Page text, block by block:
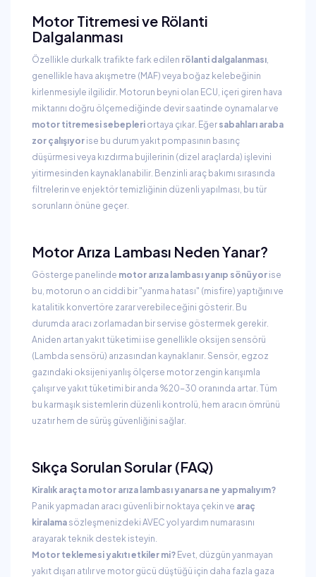
Motor Titremesi ve Rölanti
Dalgalanması
Özellikle durkalk trafikte fark edilen rölanti dalgalanması,
genellikle hava akışmetre (MAF) veya boğaz kelebeğinin
kirlenmesiyle ilgilidir. Motorun beyni olan ECU, içeri giren hava
miktarını doğru ölçemediğinde devir saatinde oynamalar ve
motor titremesi sebepleri ortaya çıkar. Eğer sabahları araba
zor çalışıyor ise bu durum yakıt pompasının basınç
düşürmesi veya kızdırma bujilerinin (dizel araçlarda) işlevini
yitirmesinden kaynaklanabilir. Benzinli araç bakımı sırasında
filtrelerin ve enjektör temizliğinin düzenli yapılması, bu tür
sorunların önüne geçer.
Motor Arıza Lambası Neden Yanar?
Gösterge panelinde motor arıza lambası yanıp sönüyor ise
bu, motorun o an ciddi bir "yanma hatası" (misfire) yaptığını ve
katalitik konvertöre zarar verebileceğini gösterir. Bu
durumda aracı zorlamadan bir servise göstermek gerekir.
Aniden artan yakıt tüketimi ise genellikle oksijen sensörü
(Lambda sensörü) arızasından kaynaklanır. Sensör, egzoz
gazındaki oksijeni yanlış ölçerse motor zengin karışımla
çalışır ve yakıt tüketimi bir anda %20-30 oranında artar. Tüm
bu karmaşık sistemlerin düzenli kontrolü, hem aracın ömrünü
uzatır hem de sürüş güvenliğini sağlar.
Sıkça Sorulan Sorular (FAQ)
Kiralık araçta motor arıza lambası yanarsa ne yapmalıyım?
Panik yapmadan aracı güvenli bir noktaya çekin ve araç
kiralama sözleşmenizdeki AVEC yol yardım numarasını
arayarak teknik destek isteyin.
Motor teklemesi yakıtı etkiler mi? Evet, düzgün yanmayan
yakıt dışarı atılır ve motor gücü düştüğü için daha fazla gaza